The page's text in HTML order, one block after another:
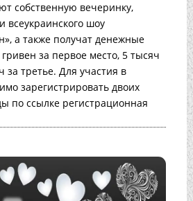
собственную вечеринку,
всеукраинского шоу
а также получат денежные
за первое место, 5 тысяч
за третье. Для участия в
зарегистрировать двоих
по ссылке регистрационная